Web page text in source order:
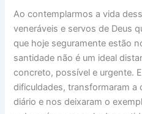
Ao contemplarmos a vida
veneráveis e servos de Deus
que hoje seguramente estão
santidade não é um ideal
concreto, possível e urgente.
dificuldades, transformaram a
diário e nos deixaram o